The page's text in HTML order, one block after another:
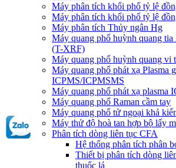
Máy phân tích khối phổ tỷ lệ
Máy phân tích khối phổ tỷ lệ
Máy phân tích Thủy ngân Hg
Máy quang phổ huỳnh quang tia
(T-XRF)
Máy quang phổ huỳnh quang vi
Máy quang phổ phát xạ Plasma
ICPMS/ICPMSMS
Máy quang phổ phát xạ plasma
Máy quang phổ Raman cầm tay
Máy quang phổ tử ngoại khả
Máy thử độ hoà tan hợp bộ lấy
Phân tích dòng liên tục CFA
Hệ thống phân tích phân
Thiết bị phân tích dòng
thuốc lá